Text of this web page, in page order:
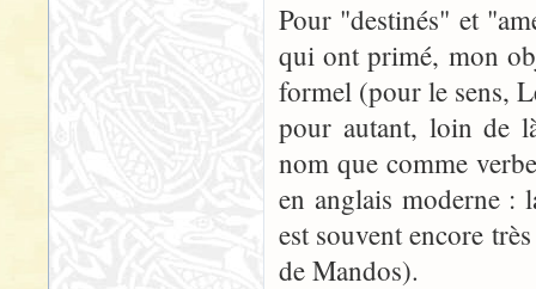
Pour "destinés" et
qui ont primé, mon
formel (pour le sens,
pour autant, loin de
nom que comme
en anglais moderne :
est souvent encore
de Mandos).